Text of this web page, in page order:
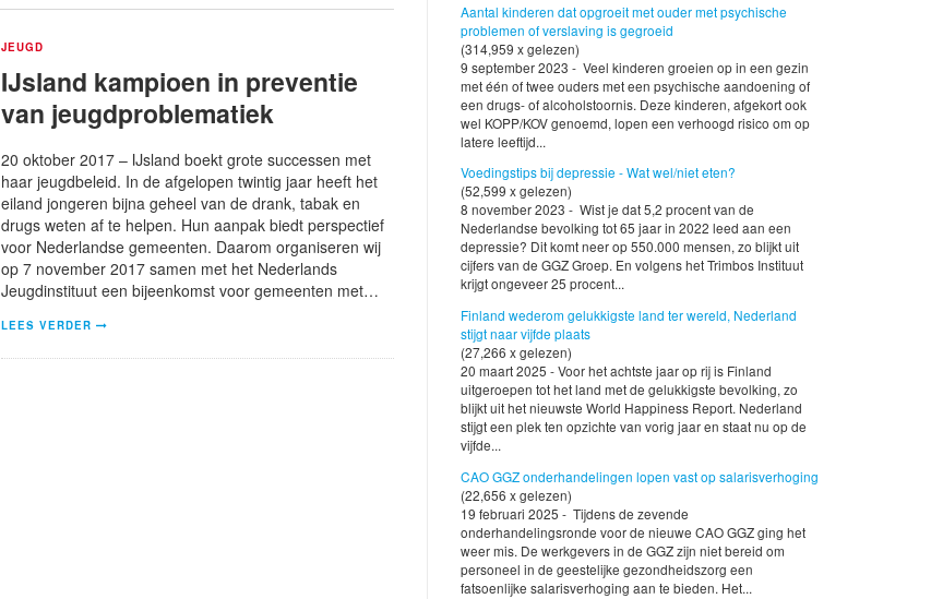
JEUGD
IJsland kampioen in preventie
van jeugdproblematiek
20 oktober 2017 – IJsland boekt grote successen met
haar jeugdbeleid. In de afgelopen twintig jaar heeft het
eiland jongeren bijna geheel van de drank, tabak en
drugs weten af te helpen. Hun aanpak biedt perspectief
voor Nederlandse gemeenten. Daarom organiseren wij
op 7 november 2017 samen met het Nederlands
Jeugdinstituut een bijeenkomst voor gemeenten met…
LEES VERDER
Aantal kinderen dat opgroeit met ouder met psychische
problemen of verslaving is gegroeid
(314,959 x gelezen)
9 september 2023 - Veel kinderen groeien op in een gezin
met één of twee ouders met een psychische aandoening of
een drugs- of alcoholstoornis. Deze kinderen, afgekort ook
wel KOPP/KOV genoemd, lopen een verhoogd risico om op
latere leeftijd...
Voedingstips bij depressie - Wat wel/niet eten?
(52,599 x gelezen)
8 november 2023 - Wist je dat 5,2 procent van de
Nederlandse bevolking tot 65 jaar in 2022 leed aan een
depressie? Dit komt neer op 550.000 mensen, zo blijkt uit
cijfers van de GGZ Groep. En volgens het Trimbos Instituut
krijgt ongeveer 25 procent...
Finland wederom gelukkigste land ter wereld, Nederland
stijgt naar vijfde plaats
(27,266 x gelezen)
20 maart 2025 - Voor het achtste jaar op rij is Finland
uitgeroepen tot het land met de gelukkigste bevolking, zo
blijkt uit het nieuwste World Happiness Report. Nederland
stijgt een plek ten opzichte van vorig jaar en staat nu op de
vijfde...
CAO GGZ onderhandelingen lopen vast op salarisverhoging
(22,656 x gelezen)
19 februari 2025 - Tijdens de zevende
onderhandelingsronde voor de nieuwe CAO GGZ ging het
weer mis. De werkgevers in de GGZ zijn niet bereid om
personeel in de geestelijke gezondheidszorg een
fatsoenlijke salarisverhoging aan te bieden. Het...